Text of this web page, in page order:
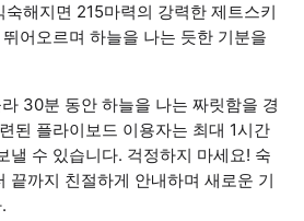
해지면 215마력의 강력한 제트스키
어오르며 하늘을 나는 듯한 기분을
30분 동안 하늘을 나는 짜릿함을 경
된 플라이보드 이용자는 최대 1시간
낼 수 있습니다. 걱정하지 마세요! 숙
끝까지 친절하게 안내하며 새로운 기